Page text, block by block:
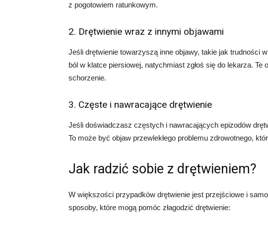
z pogotowiem ratunkowym.
2. Drętwienie wraz z innymi objawami
Jeśli drętwienie towarzyszą inne objawy, takie jak trudności
ból w klatce piersiowej, natychmiast zgłoś się do lekarza.
schorzenie.
3. Częste i nawracające drętwienie
Jeśli doświadczasz częstych i nawracających epizodów
To może być objaw przewlekłego problemu zdrowotnego,
Jak radzić sobie z drętwieniem?
W większości przypadków drętwienie jest przejściowe i
sposoby, które mogą pomóc złagodzić drętwienie: